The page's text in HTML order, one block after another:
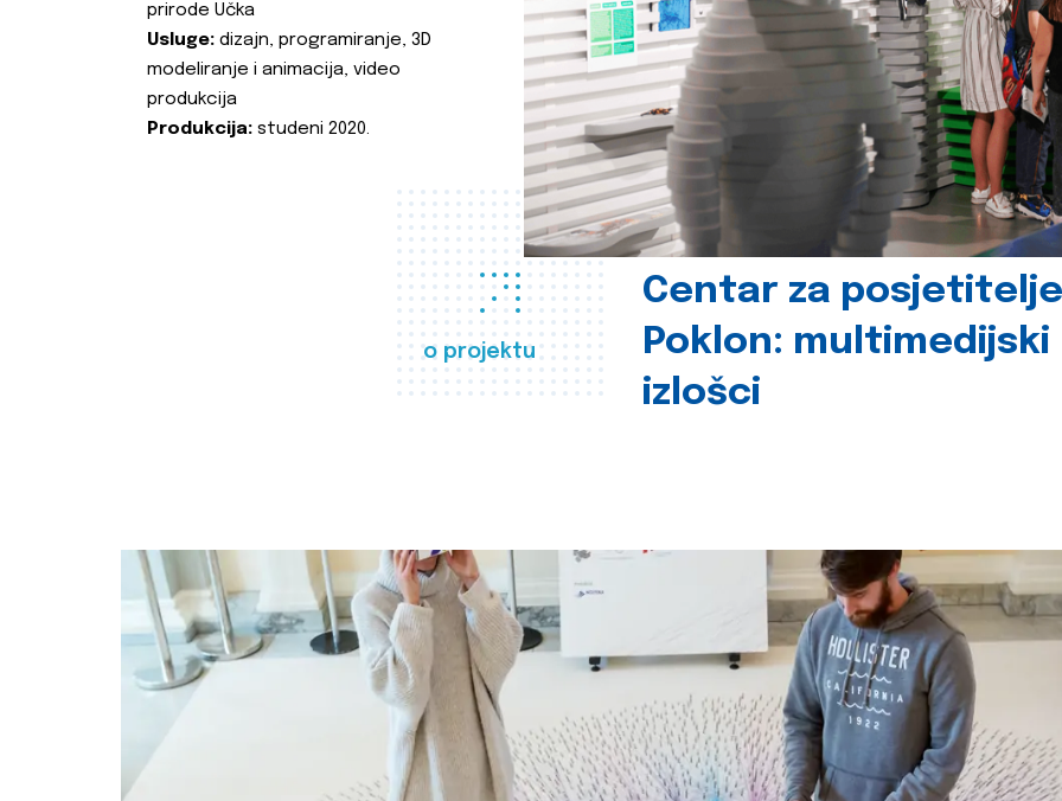
o projektu
Centar za posjetitelje
Poklon: multimedijski
izlošci
prirode Učka
Usluge: dizajn, programiranje, 3D
modeliranje i animacija, video
produkcija
Produkcija: studeni 2020.